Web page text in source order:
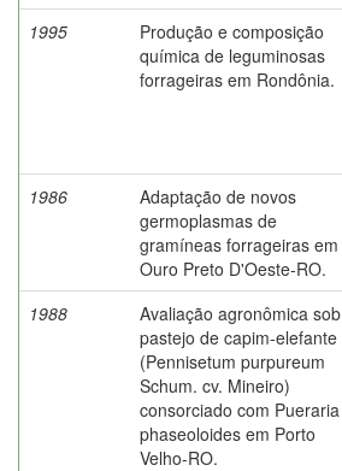
1995
Produção e composição
química de leguminosas
forrageiras em Rondônia.
1986
Adaptação de novos
germoplasmas de
gramíneas forrageiras em
Ouro Preto D'Oeste-RO.
1988
Avaliação agronômica sob
pastejo de capim-elefante
(Pennisetum purpureum
Schum. cv. Mineiro)
consorciado com Pueraria
phaseoloides em Porto
Velho-RO.